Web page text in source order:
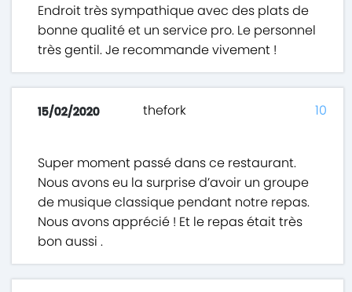
Endroit très sympathique avec des plats de
bonne qualité et un service pro. Le personnel
très gentil. Je recommande vivement !
15/02/2020 thefork
Super moment passé dans ce restaurant.
Nous avons eu la surprise d’avoir un groupe
de musique classique pendant notre repas.
Nous avons apprécié ! Et le repas était très
bon aussi .
10